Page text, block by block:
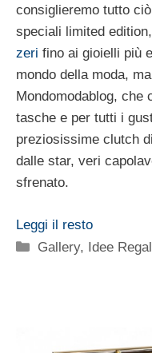
consiglieremo tutto
speciali limited
zeri fino ai gioielli più
mondo della moda,
Mondomodablog, che
tasche e per tutti i
preziosissime clutch di
dalle star, veri
sfrenato.
Leggi il resto
Categorie
Gallery, Idee